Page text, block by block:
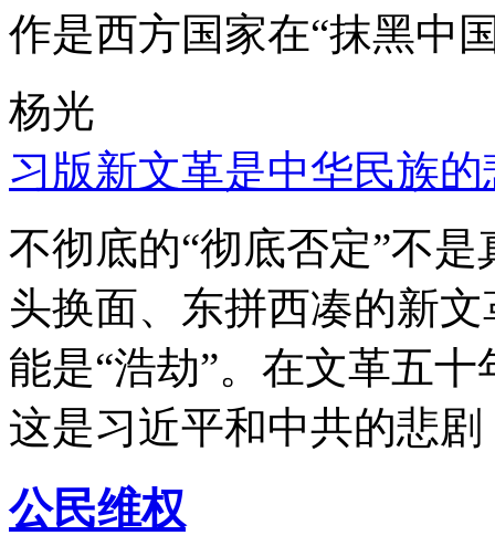
作是西方国家在“抹黑中
杨光
习版新文革是中华民族的
不彻底的“彻底否定”不
头换面、东拼西凑的新
能是“浩劫”。在文革五
这是习近平和中共的悲
公民维权